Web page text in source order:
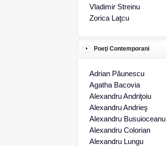
Vladimir Streinu
Zorica Laţcu
Poeţi Contemporani
Adrian Păunescu
Agatha Bacovia
Alexandru Andriţoiu
Alexandru Andrieş
Alexandru Busuioceanu
Alexandru Colorian
Alexandru Lungu